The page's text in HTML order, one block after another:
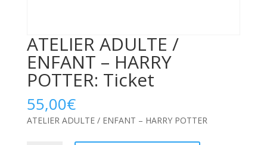
ATELIER ADULTE /
ENFANT – HARRY
POTTER: Ticket
55,00€
ATELIER ADULTE / ENFANT – HARRY POTTER